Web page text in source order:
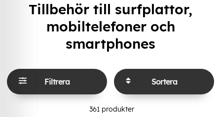
Tillbehör till surfplattor,
mobiltelefoner och
smartphones
Filtrera Sortera
361produkter